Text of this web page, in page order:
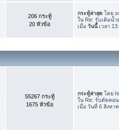
206 กระทู้
20 หัวข้อ
กระทู้ล่าสุด โดย
ใน Re: รับเติมน้ำ
เมื่อวันนี้เวลา
55267 กระทู้
1675 หัวข้อ
กระทู้ล่าสุด โดย
ใน Re: รับตัดคอน
เมื่อ วันที่ 6 สิงหา